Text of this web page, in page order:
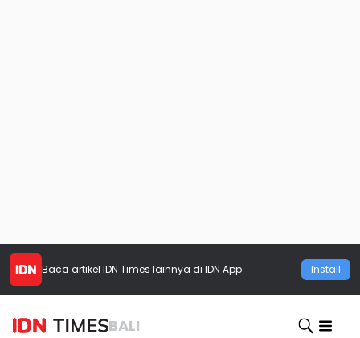
Baca artikel IDN Times lainnya di IDN App Install
BALI